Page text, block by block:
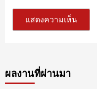
ผลงานที่ผ่านมา